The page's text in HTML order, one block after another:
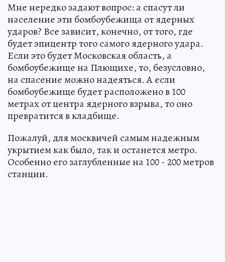
Мне нередко задают вопрос: а спасут ли
население эти бомбоубежища от ядерных
ударов? Все зависит, конечно, от того, где
будет эпицентр того самого ядерного удара.
Если это будет Московская область, а
бомбоубежище на Плющихе, то, безусловно,
на спасение можно надеяться. А если
бомбоубежище будет расположено в 100
метрах от центра ядерного взрыва, то оно
превратится в кладбище.
Пожалуй, для москвичей самым надежным
укрытием как было, так и останется метро.
Особенно его заглубленные на 100 - 200 метров
станции.